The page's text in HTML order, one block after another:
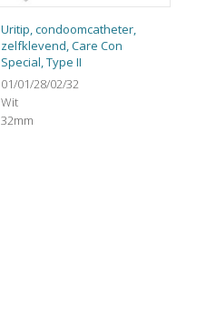
Uritip, condoomcatheter,
zelfklevend, Care Con
Special, Type II
01/01/28/02/32
Wit
32mm